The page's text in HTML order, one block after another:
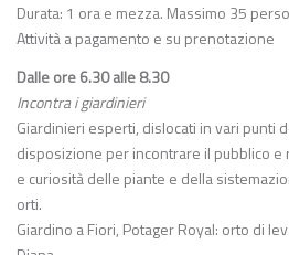
Durata: 1 ora e mezza. Massimo 35
Attività a pagamento e su prenotazione
Dalle ore 6.30 alle 8.30
Incontra i giardinieri
Giardinieri esperti, dislocati in vari punti
disposizione per incontrare il pubblico e
e curiosità delle piante e della
orti.
Giardino a Fiori, Potager Royal: orto di